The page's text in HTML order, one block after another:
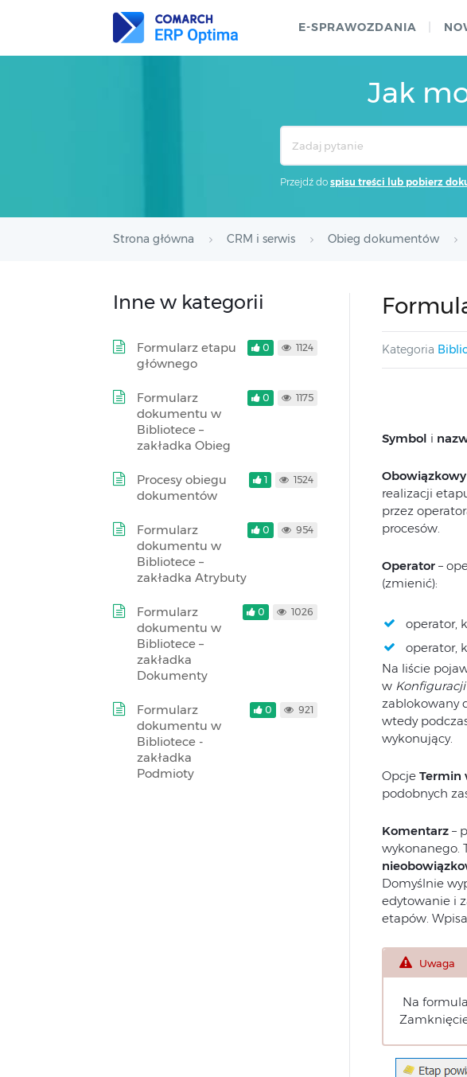
E-SPRAWOZDANIA
Jak
Przejdź do spisu treści lub pobierz
Strona główna CRM i serwis Obieg dokumentów
Kategoria
Symbol i
Obowiązkowy
realizacji
przez
procesów.
Operator–
(zmienić):
operator,
operator,
Na liście
w Konfiguracji
zablokowany
wtedy
wykonujący.
Opcje Termin
podobnych
Komentarz–
wykonanego.
Domyślnie
edytowanie i
etapów.
Uwaga
Na
Inne w kategorii
Formularz etapu
głównego
0 1124
Formularz
dokumentu w
Bibliotece –
zakładka Obieg
0 1175
Procesy obiegu
dokumentów
1 1524
Formularz
dokumentu w
Bibliotece –
zakładka Atrybuty
0 954
Formularz
dokumentu w
Bibliotece –
zakładka
Dokumenty
0 1026
Formularz
dokumentu w
Bibliotece -
zakładka
Podmioty
0 921